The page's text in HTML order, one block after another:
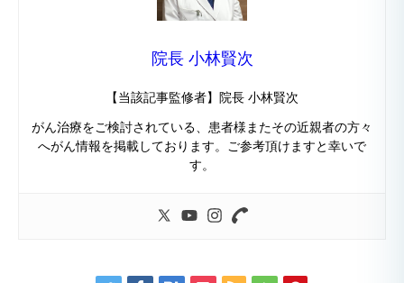
院長 小林賢次
【当該記事監修者】院長 小林賢次
がん治療をご検討されている、患者様またその近親者の方々
へがん情報を掲載しております。ご参考頂けますと幸いで
す。